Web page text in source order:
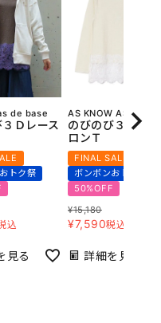
de base
Ｄレース
トク祭
込
見る
AS KNOW AS olaca
のびのび３Ｄレ
ロンＴ
FINAL SALE
ボンボンおトク祭
50%OFF
¥15,180
¥7,590税込
詳細を見る